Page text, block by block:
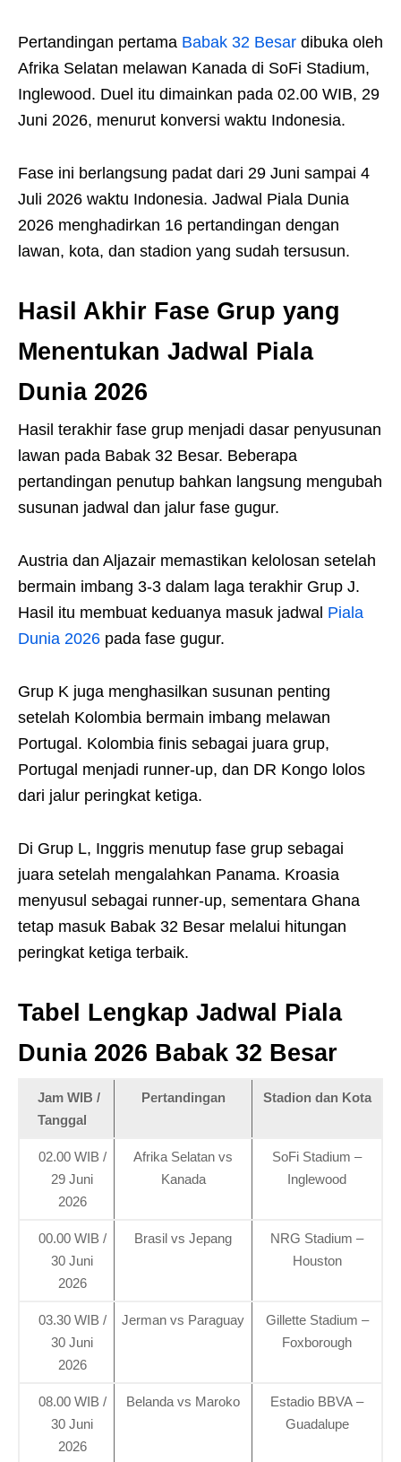
Pertandingan pertama Babak 32 Besar dibuka oleh
Afrika Selatan melawan Kanada di SoFi Stadium,
Inglewood. Duel itu dimainkan pada 02.00 WIB, 29
Juni 2026, menurut konversi waktu Indonesia.
Fase ini berlangsung padat dari 29 Juni sampai 4
Juli 2026 waktu Indonesia. Jadwal Piala Dunia
2026 menghadirkan 16 pertandingan dengan
lawan, kota, dan stadion yang sudah tersusun.
Hasil Akhir Fase Grup yang
Menentukan Jadwal Piala
Dunia 2026
Hasil terakhir fase grup menjadi dasar penyusunan
lawan pada Babak 32 Besar. Beberapa
pertandingan penutup bahkan langsung mengubah
susunan jadwal dan jalur fase gugur.
Austria dan Aljazair memastikan kelolosan setelah
bermain imbang 3-3 dalam laga terakhir Grup J.
Hasil itu membuat keduanya masuk jadwal Piala
Dunia 2026 pada fase gugur.
Grup K juga menghasilkan susunan penting
setelah Kolombia bermain imbang melawan
Portugal. Kolombia finis sebagai juara grup,
Portugal menjadi runner-up, dan DR Kongo lolos
dari jalur peringkat ketiga.
Di Grup L, Inggris menutup fase grup sebagai
juara setelah mengalahkan Panama. Kroasia
menyusul sebagai runner-up, sementara Ghana
tetap masuk Babak 32 Besar melalui hitungan
peringkat ketiga terbaik.
Tabel Lengkap Jadwal Piala
Dunia 2026 Babak 32 Besar
Jam WIB /
Tanggal
Pertandingan Stadion dan Kota
02.00 WIB /
29 Juni
2026
Afrika Selatan vs
Kanada
SoFi Stadium –
Inglewood
00.00 WIB /
30 Juni
2026
Brasil vs Jepang
NRG Stadium –
Houston
03.30 WIB /
30 Juni
2026
Jerman vs Paraguay
Gillette Stadium –
Foxborough
08.00 WIB /
30 Juni
2026
Belanda vs Maroko
Estadio BBVA –
Guadalupe